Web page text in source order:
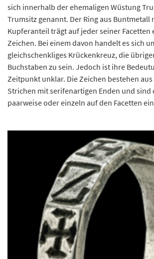
sich innerhalb der ehemaligen Wüstung
Trumsitz genannt. Der Ring aus Buntmetall
Kupferanteil trägt auf jeder seiner Facetten
Zeichen. Bei einem davon handelt es sich
gleichschenkliges Krückenkreuz, die
Buchstaben zu sein. Jedoch ist ihre
Zeitpunkt unklar. Die Zeichen bestehen
Strichen mit serifenartigen Enden und sind
paarweise oder einzeln auf den Facetten